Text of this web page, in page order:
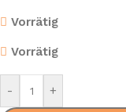
Vorrätig
Vorrätig
- +